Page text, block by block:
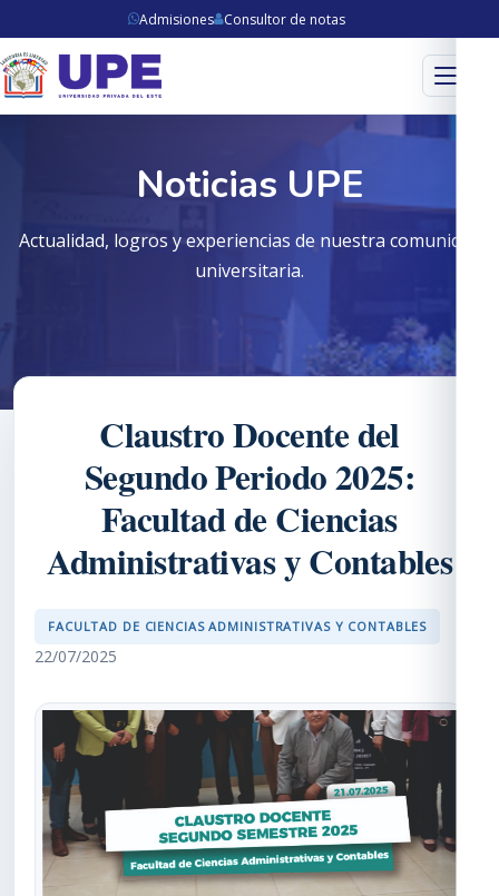
Admisiones Consultor de notas
Menú
Noticias UPE
Actualidad, logros y experiencias de nuestra comunidad
universitaria.
Claustro Docente del
Segundo Periodo 2025:
Facultad de Ciencias
Administrativas y Contables
FACULTAD DE CIENCIAS ADMINISTRATIVAS Y CONTABLES
22/07/2025